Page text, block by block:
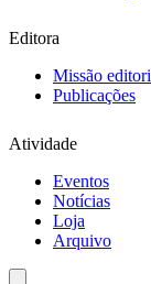
Editora
Missão
Publicações
Atividade
Eventos
Notícias
Loja
Arquivo